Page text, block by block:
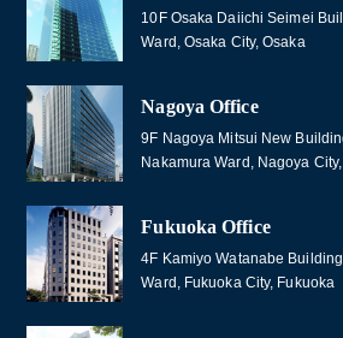
10F Osaka Daiichi Seimei
Ward, Osaka City, Osaka
Nagoya Office
9F Nagoya Mitsui New
Nakamura Ward, Nagoya
Fukuoka Office
4F Kamiyo Watanabe
Ward, Fukuoka City, Fukuoka